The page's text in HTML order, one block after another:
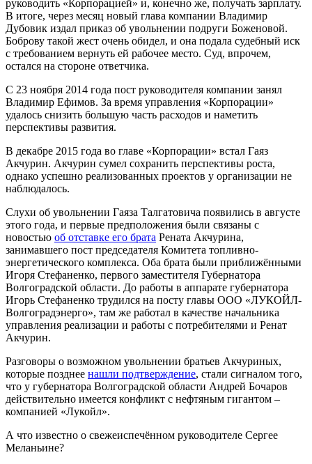
руководить «Корпорацией» и, конечно же, получать зарплату.
В итоге, через месяц новый глава компании Владимир
Дубовик издал приказ об увольнении подруги Боженовой.
Боброву такой жест очень обидел, и она подала судебный иск
с требованием вернуть ей рабочее место. Суд, впрочем,
остался на стороне ответчика.
С 23 ноября 2014 года пост руководителя компании занял
Владимир Ефимов. За время управления «Корпорации»
удалось снизить большую часть расходов и наметить
перспективы развития.
В декабре 2015 года во главе «Корпорации» встал Гаяз
Акчурин. Акчурин сумел сохранить перспективы роста,
однако успешно реализованных проектов у организации не
наблюдалось.
Слухи об увольнении Гаяза Талгатовича появились в августе
этого года, и первые предположения были связаны с
новостью об отставке его брата Рената Акчурина,
занимавшего пост председателя Комитета топливно-
энергетического комплекса. Оба брата были приближёнными
Игоря Стефаненко, первого заместителя Губернатора
Волгоградской области. До работы в аппарате губернатора
Игорь Стефаненко трудился на посту главы ООО «ЛУКОЙЛ-
Волгоградэнерго», там же работал в качестве начальника
управления реализации и работы с потребителями и Ренат
Акчурин.
Разговоры о возможном увольнении братьев Акчуриных,
которые позднее нашли подтверждение, стали сигналом того,
что у губернатора Волгоградской области Андрей Бочаров
действительно имеется конфликт с нефтяным гигантом –
компанией «Лукойл».
А что известно о свежеиспечённом руководителе Сергее
Меланьине?